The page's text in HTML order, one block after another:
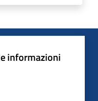
informazioni